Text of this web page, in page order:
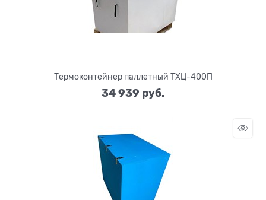
Термоконтейнер паллетный ТХЦ-400П
34 939 руб.